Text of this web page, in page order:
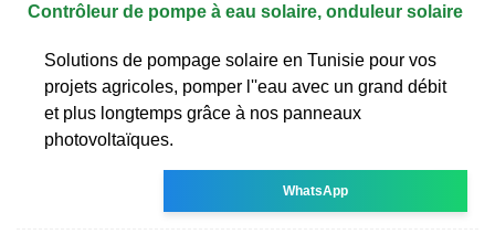
Contrôleur de pompe à eau solaire, onduleur solaire
Solutions de pompage solaire en Tunisie pour vos
projets agricoles, pomper l''eau avec un grand débit
et plus longtemps grâce à nos panneaux
photovoltaïques.
WhatsApp